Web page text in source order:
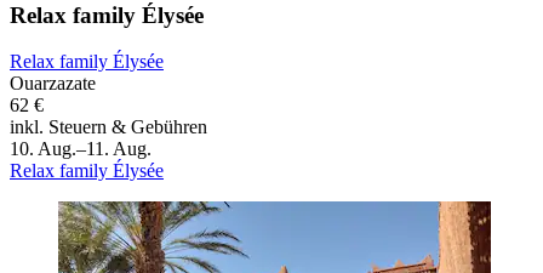
Relax family Élysée
Relax family Élysée
Ouarzazate
62 €
inkl. Steuern & Gebühren
10. Aug.–11. Aug.
Relax family Élysée